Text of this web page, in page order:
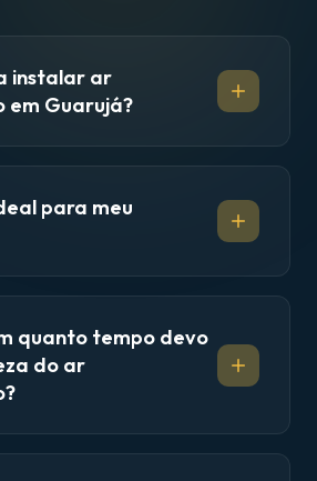
instalar ar
em Guarujá?
para meu
quanto tempo devo
do ar